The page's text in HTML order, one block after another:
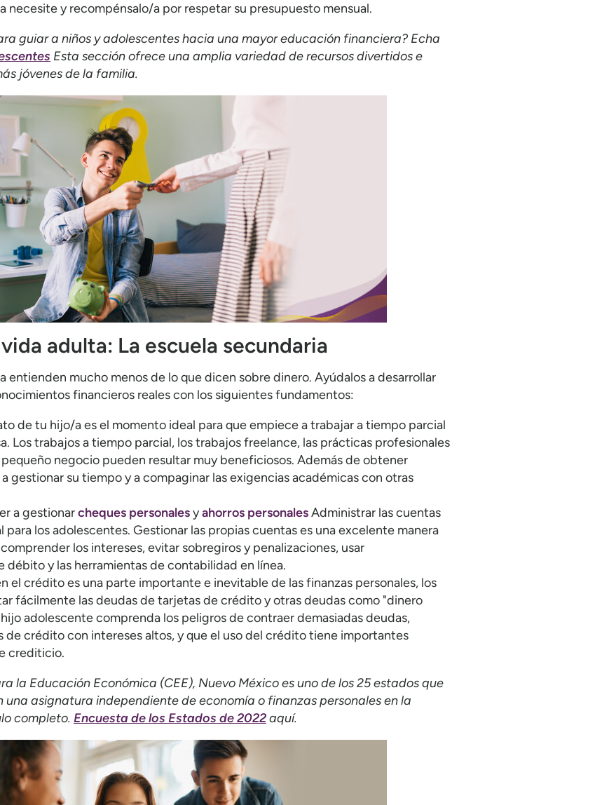
necesite y recompénsalo/a por respetar su presupuesto mensual.
guiar a niños y adolescentes hacia una mayor educación financiera? Echa
Esta sección ofrece una amplia variedad de recursos divertidos e
jóvenes de la familia.
adulta: La escuela secundaria
entienden mucho menos de lo que dicen sobre dinero. Ayúdalos a desarrollar
financieros reales con los siguientes fundamentos:
de tu hijo/a es el momento ideal para que empiece a trabajar a tiempo parcial
Los trabajos a tiempo parcial, los trabajos freelance, las prácticas profesionales
negocio pueden resultar muy beneficiosos. Además de obtener
gestionar su tiempo y a compaginar las exigencias académicas con otras
a gestionarcheques personalesyahorros personalesAdministrar las cuentas
los adolescentes. Gestionar las propias cuentas es una excelente manera
los intereses, evitar sobregiros y penalizaciones, usar
y las herramientas de contabilidad en línea.
el crédito es una parte importante e inevitable de las finanzas personales, los
fácilmente las deudas de tarjetas de crédito y otras deudas como "dinero
adolescente comprenda los peligros de contraer demasiadas deudas,
de crédito con intereses altos, y que el uso del crédito tiene importantes
crediticio.
la Educación Económica (CEE), Nuevo México es uno de los 25 estados que
una asignatura independiente de economía o finanzas personales en la
completo. Encuesta de los Estados de 2022aquí.